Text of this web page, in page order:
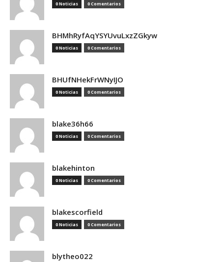
0 Noticias 0 Comentarios
BHMhRyfAqYSYUvuLxzZGkyw
0 Noticias 0 Comentarios
BHUfNHekFrWNyIJO
0 Noticias 0 Comentarios
blake36h66
0 Noticias 0 Comentarios
blakehinton
0 Noticias 0 Comentarios
blakescorfield
0 Noticias 0 Comentarios
blytheo022